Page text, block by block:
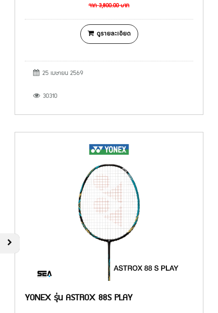
จาก3,800.00บาท
ดูรายละเอียด
25 เมษายน 2569
30310
YONEX รุ่น ASTROX 88S PLAY